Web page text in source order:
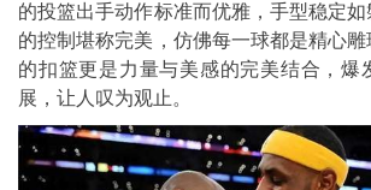
的投篮出手动作标准而优雅，手型稳定
的控制堪称完美，仿佛每一球都是精心
的扣篮更是力量与美感的完美结合，爆
展，让人叹为观止。